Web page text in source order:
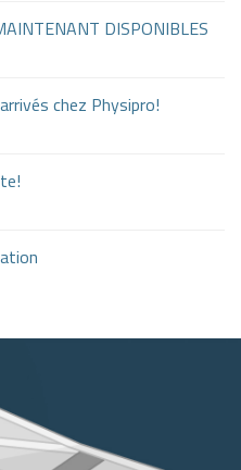
DISPONIBLES
chez Physipro!